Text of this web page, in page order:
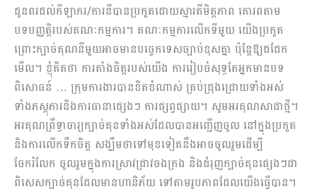
ជូនពរដល់កីឡាករ/ការនីបានប្រកួតដោយស្មារតីមិត្តភាព គោរពតាម
បទបញ្ញត្តិរបស់គណៈកម្មការ។ គណៈកម្មការលើកទីមួយ យើងប្រកួត
ព្រោះក្បាច់គុណនីមួយអាចមានបច្ចេកទេសច្បាប់ខុសគ្នា ប៉ុន្តែឱ្យជជែក
មើល។ ខ្ញុំគិតថា ការតាំងចិត្តរបស់យើង ការរៀបចំសុទ្ធតែអ្នកមានបទ
ពិសោធន៍ … ក្រុមការងារបានខិតខំណាស់ គ្រប់ជ្រុងជ្រោយទាំងអស់
ទាំងភស្ដុភារនិងការធានាផ្សេងៗ​ ការផ្សព្វផ្សាយ។ សូមអរគុណសាជាថ្មី។
អរគុណព្រឹទ្ធាចារ្យក្បាច់គុនទាំងអស់ដែលបានអញ្ជើញចូល នៅក្នុងប្រកួត
និងការលើកទឹកចិត្ត សង្ឃឹមថាទៅមុខទៀតនឹងអាចចូលរួមដើម្បី
ចែករំលែក ចូលរួមក្នុងការស្រាវជ្រាវចងក្រង និងជំរុញក្បាច់គុនផ្សេងៗជា
ពិសេសក្បាច់គុនដែលមានហានិភ័យ ទៅតាមរូបភាពដែលយើងធ្វើបាន។